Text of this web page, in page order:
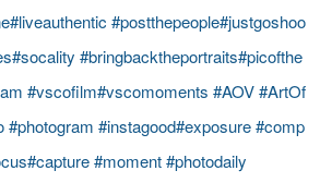
#liveauthentic #postthepeople#justgoshoo
#socality #bringbacktheportraits#picofthe
#vscofilm#vscomoments #AOV#ArtOf
#photogram #instagood#exposure#comp
#capture #moment #photodaily